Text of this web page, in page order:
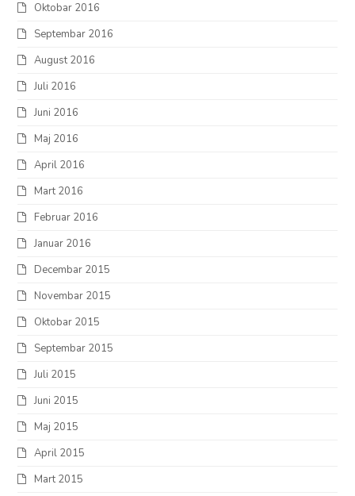
Oktobar 2016
Septembar 2016
August 2016
Juli 2016
Juni 2016
Maj 2016
April 2016
Mart 2016
Februar 2016
Januar 2016
Decembar 2015
Novembar 2015
Oktobar 2015
Septembar 2015
Juli 2015
Juni 2015
Maj 2015
April 2015
Mart 2015